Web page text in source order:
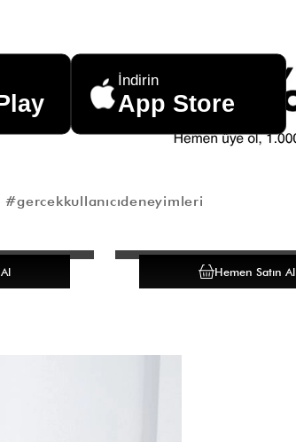
İndirin
App Store
#gercekkullanıcıdeneyimleri
Hemen Satın Al